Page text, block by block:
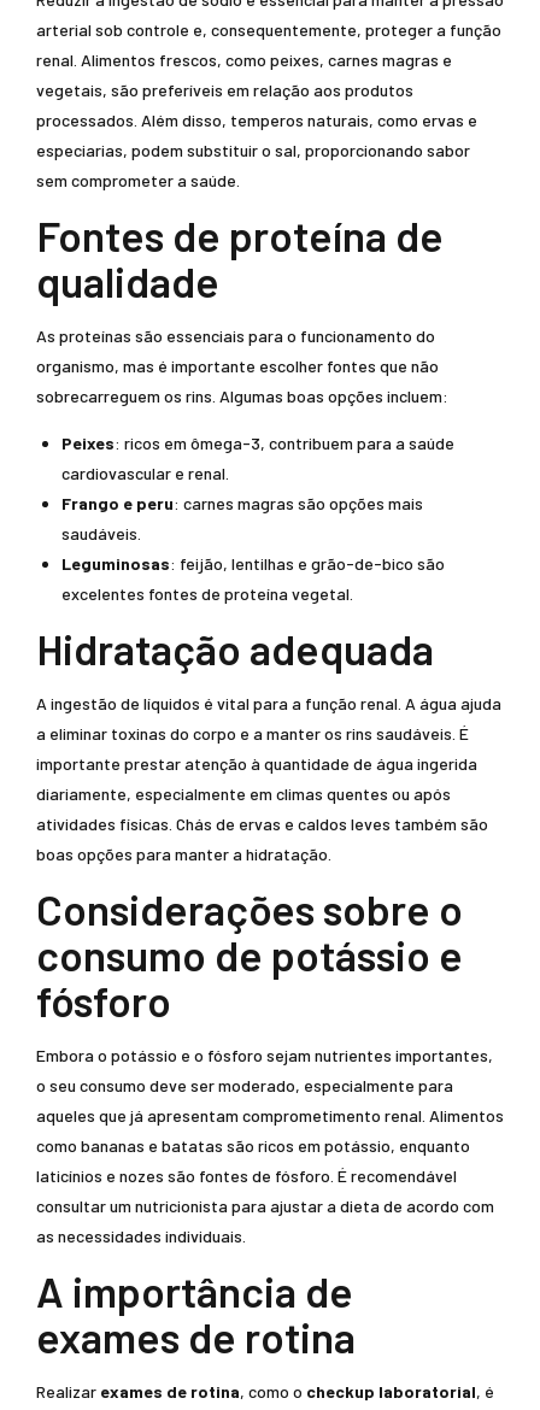
arterial sob controle e, consequentemente, proteger a função
renal. Alimentos frescos, como peixes, carnes magras e
vegetais, são preferíveis em relação aos produtos
processados. Além disso, temperos naturais, como ervas e
especiarias, podem substituir o sal, proporcionando sabor
sem comprometer a saúde.
Fontes de proteína de
qualidade
As proteínas são essenciais para o funcionamento do
organismo, mas é importante escolher fontes que não
sobrecarreguem os rins. Algumas boas opções incluem:
Peixes: ricos em ômega-3, contribuem para a saúde
cardiovascular e renal.
Frango e peru: carnes magras são opções mais
saudáveis.
Leguminosas: feijão, lentilhas e grão-de-bico são
excelentes fontes de proteína vegetal.
Hidratação adequada
A ingestão de líquidos é vital para a função renal. A água ajuda
a eliminar toxinas do corpo e a manter os rins saudáveis. É
importante prestar atenção à quantidade de água ingerida
diariamente, especialmente em climas quentes ou após
atividades físicas. Chás de ervas e caldos leves também são
boas opções para manter a hidratação.
Considerações sobre o
consumo de potássio e
fósforo
Embora o potássio e o fósforo sejam nutrientes importantes,
o seu consumo deve ser moderado, especialmente para
aqueles que já apresentam comprometimento renal. Alimentos
como bananas e batatas são ricos em potássio, enquanto
laticínios e nozes são fontes de fósforo. É recomendável
consultar um nutricionista para ajustar a dieta de acordo com
as necessidades individuais.
A importância de
exames de rotina
Realizar exames de rotina, como o checkup laboratorial, é